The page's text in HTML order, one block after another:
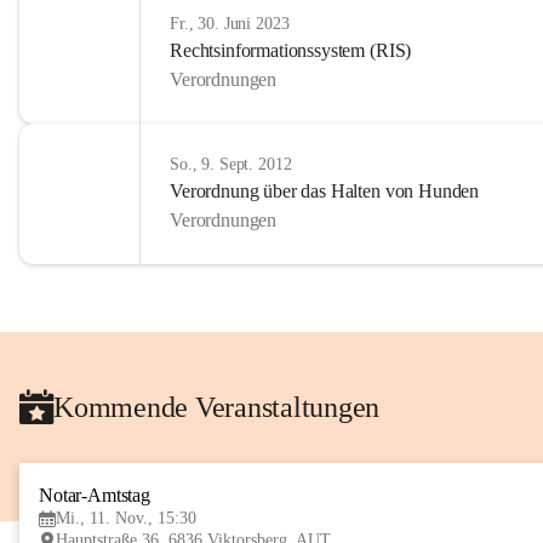
Fr., 30. Juni 2023
Rechtsinformationssystem (RIS)
Verordnungen
So., 9. Sept. 2012
Verordnung über das Halten von Hunden
Verordnungen
Kommende Veranstaltungen
Notar-Amtstag
Mi., 11. Nov., 15:30